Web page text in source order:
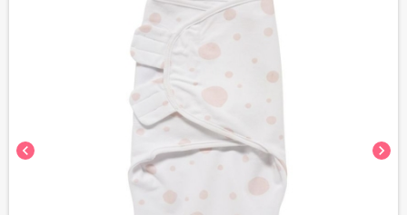
chevron_left chevron_right